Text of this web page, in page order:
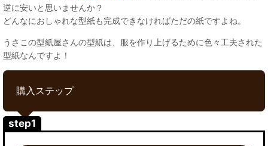
逆に安いと思いませんか？
どんなにおしゃれな型紙も完成できなければただの紙ですよね。
うさこの型紙屋さんの型紙は、服を作り上げるために色々工夫された
型紙なんですよ！
購入ステップ
step1